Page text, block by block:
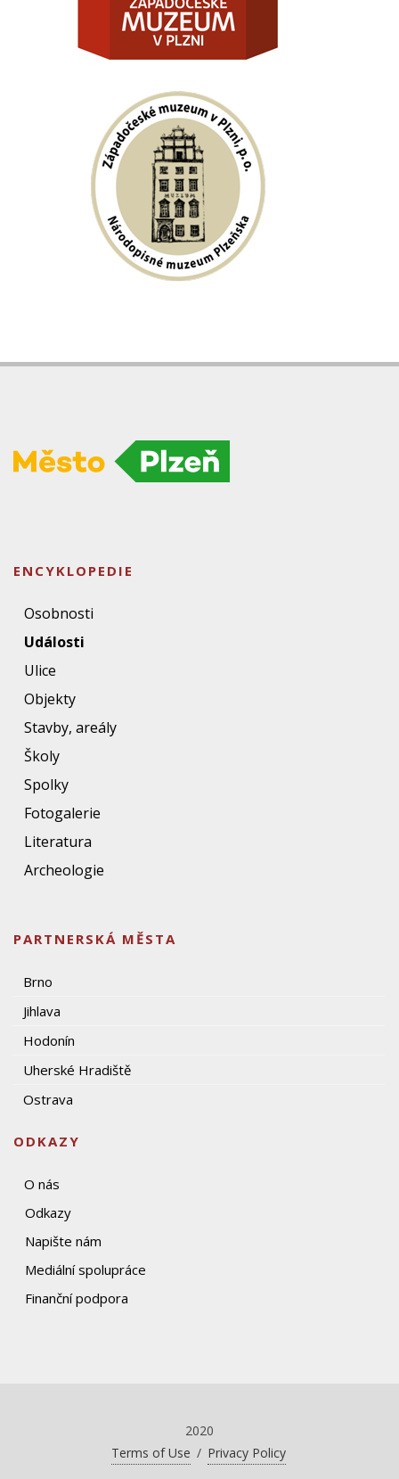
ENCYKLOPEDIE
Osobnosti
Události
Ulice
Objekty
Stavby, areály
Školy
Spolky
Fotogalerie
Literatura
Archeologie
PARTNERSKÁ MĚSTA
Brno
Jihlava
Hodonín
Uherské Hradiště
Ostrava
ODKAZY
O nás
Odkazy
Napište nám
Mediální spolupráce
Finanční podpora
2020
Terms of Use / Privacy Policy